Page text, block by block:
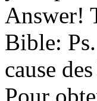
Answer!
Bible:
cause
Pour